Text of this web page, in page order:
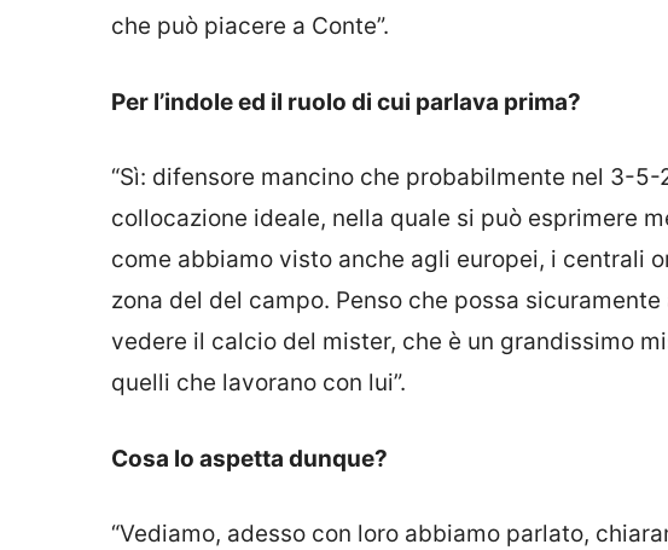
che può piacere a Conte”.
Per l’indole ed il ruolo di cui parlava prima?
“Sì: difensore mancino che probabilmente nel 3-
collocazione ideale, nella quale si può esprimere
come abbiamo visto anche agli europei, i centrali
zona del del campo. Penso che possa
vedere il calcio del mister, che è un grandissimo
quelli che lavorano con lui”.
Cosa lo aspetta dunque?
“Vediamo, adesso con loro abbiamo parlato,